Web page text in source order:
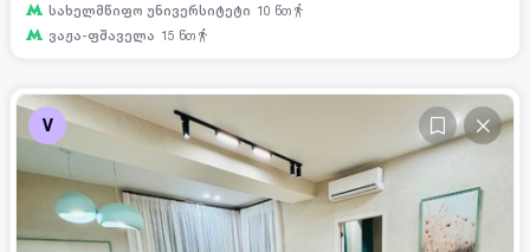
სახელმწიფო უნივერსიტეტი 10 წთ
ვაჟა-ფშაველა 15 წთ
V